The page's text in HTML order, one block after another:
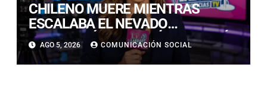
CHILENO MUERE MIENTRAS
ESCALABA EL NEVADO
HUASCARÁN EN PERÚ: SE HABRÍA
PRECIPITADO DESDE 900 METROS
AGO 5, 2026 COMUNICACIÓN SOCIAL